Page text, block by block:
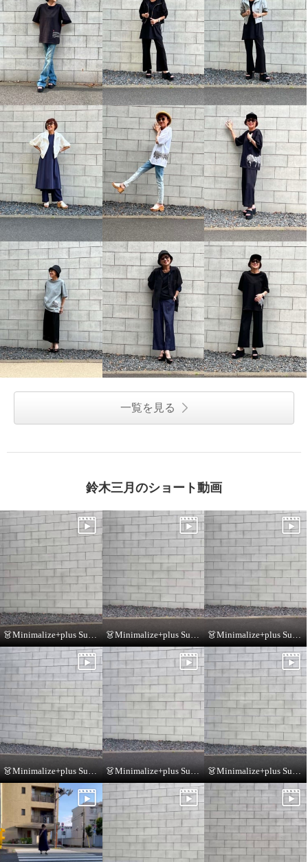
一覧を見る
鈴木三月のショート動画
👗Minimalize+plus Summer Collection👗 👗Minimalize+plus Summer Collection👗
👗Minimalize+plus Summer Collection👗 👗Minimalize+plus Summer Collection👗 👗Minimalize+plus Summer Collection👗